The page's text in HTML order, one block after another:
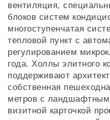
вентиляция,
блоков систем
многоступенчатая
тепловой пункт с
регулированием
года. Холлы элитного
поддерживают
собственная
метров с ландшафтным
визитной карточкой